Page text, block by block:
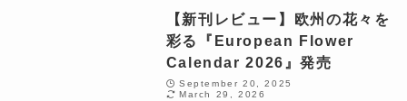
【新刊レビュー】欧州の花々を
彩る『European Flower
Calendar 2026』発売
September 20, 2025
March 29, 2026